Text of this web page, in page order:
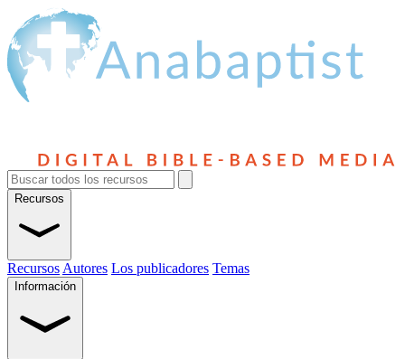
Recursos
Recursos Autores Los publicadores Temas
Información